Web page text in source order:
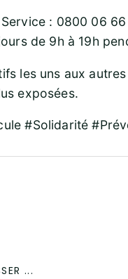
: 0800 06
de 9h à 19h
les uns aux
exposées.
#Solidarité
...